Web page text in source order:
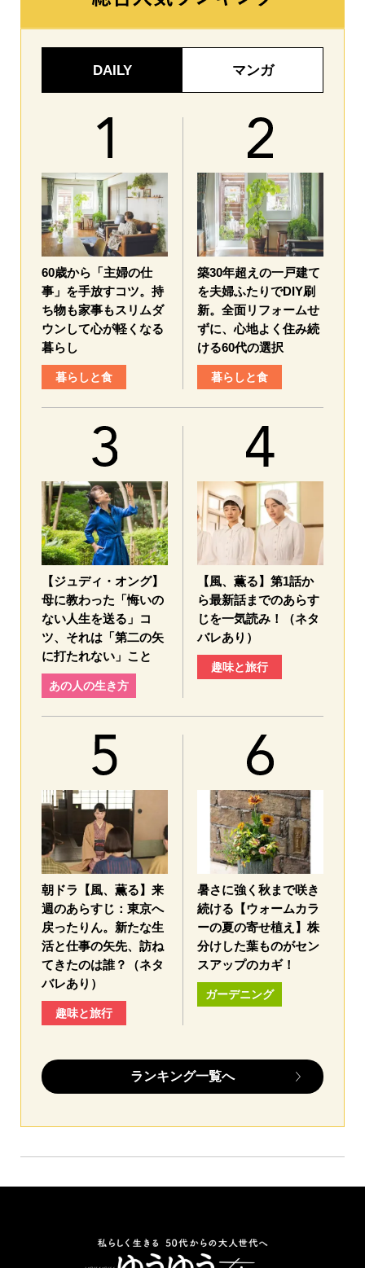
DAILY マンガ
60歳から「主婦の仕
事」を手放すコツ。持
ち物も家事もスリムダ
ウンして心が軽くなる
暮らし
暮らしと食
築30年超えの一戸建て
を夫婦ふたりでDIY刷
新。全面リフォームせ
ずに、心地よく住み続
ける60代の選択
暮らしと食
【ジュディ・オング】
母に教わった「悔いの
ない人生を送る」コ
ツ、それは「第二の矢
に打たれない」こと
あの人の生き方
【風、薫る】第1話か
ら最新話までのあらす
じを一気読み！（ネタ
バレあり）
趣味と旅行
朝ドラ【風、薫る】来
週のあらすじ：東京へ
戻ったりん。新たな生
活と仕事の矢先、訪ね
てきたのは誰？（ネタ
バレあり）
趣味と旅行
暑さに強く秋まで咲き
続ける【ウォームカラ
ーの夏の寄せ植え】株
分けした葉ものがセン
スアップのカギ！
ガーデニング
ランキング一覧へ